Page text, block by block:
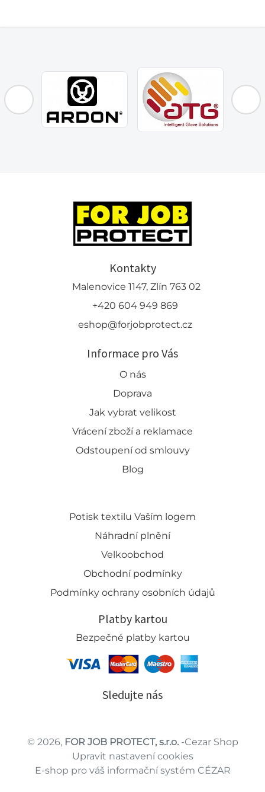
Kontakty
Malenovice 1147, Zlín 763 02
+420 604 949 869
eshop@forjobprotect.cz
Informace pro Vás
O nás
Doprava
Jak vybrat velikost
Vrácení zboží a reklamace
Odstoupení od smlouvy
Blog
Potisk textilu Vaším logem
Náhradní plnění
Velkoobchod
Obchodní podmínky
Podmínky ochrany osobních údajů
Platby kartou
Bezpečné platby kartou
Sledujte nás
© 2026, FOR JOB PROTECT, s.r.o.-Cezar Shop
Upravit nastavení cookies
E-shop pro váš informační systém CÉZAR